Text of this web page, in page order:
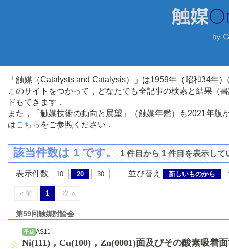
「触媒（Catalysts and Catalysis）」は1959年（昭和34年
このサイトをつかって，どなたでも全記事の検索と結果（
ドもできます．
また，「触媒技術の動向と展望」（触媒年鑑）も2021年
はこちら をご参照ください．
該当件数は 1 です。1 件目から 1 件目を表示して
表示件数 10 20 30 並び替え 新しいものから
« 前 1 次 »
第59回触媒討論会
予稿 AS11
Ni(111)，Cu(100)，Zn(0001)面及びその酸素吸着